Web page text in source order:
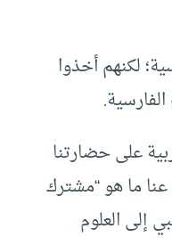
لكنهم أخذوا
على حضارتنا
عنا ما هو “مشترك
إلى العلوم